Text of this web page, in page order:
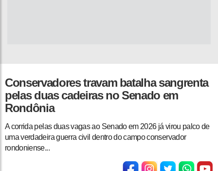
Conservadores travam batalha sangrenta
pelas duas cadeiras no Senado em
Rondônia
A corrida pelas duas vagas ao Senado em 2026 já virou palco de
uma verdadeira guerra civil dentro do campo conservador
rondoniense...